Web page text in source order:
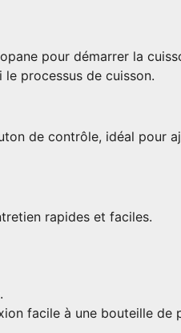
pour démarrer la
processus de cuisson.
de contrôle, idéal pour
rapides et faciles.
facile à une bouteille de